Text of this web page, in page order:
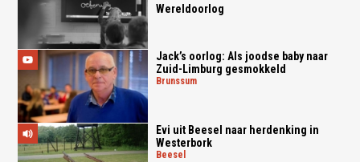
Wereldoorlog
Jack’s oorlog: Als joodse baby naar
Zuid-Limburg gesmokkeld
brunssum
Evi uit Beesel naar herdenking in
Westerbork
beesel